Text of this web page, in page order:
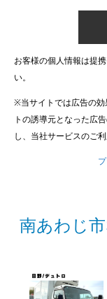
お客様の個人情報は提
い。
※当サイトでは広告の効
トの誘導元となった広
し、当社サービスのご
南あわじ